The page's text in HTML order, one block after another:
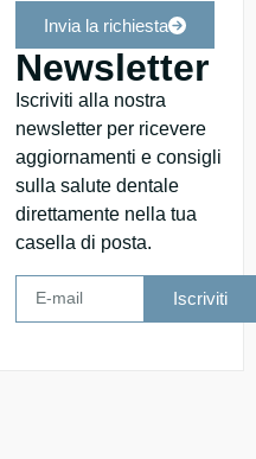
Invia la richiesta
Newsletter
Iscriviti alla nostra
newsletter per ricevere
aggiornamenti e consigli
sulla salute dentale
direttamente nella tua
casella di posta.
Iscriviti